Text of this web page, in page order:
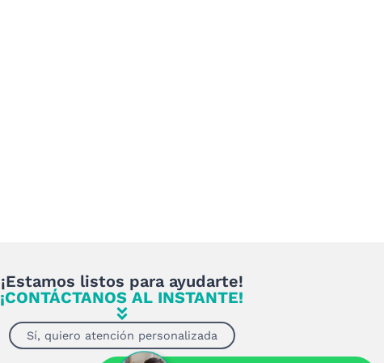
¡Estamos listos para ayudarte!
¡CONTÁCTANOS AL INSTANTE!
Sí, quiero atención personalizada